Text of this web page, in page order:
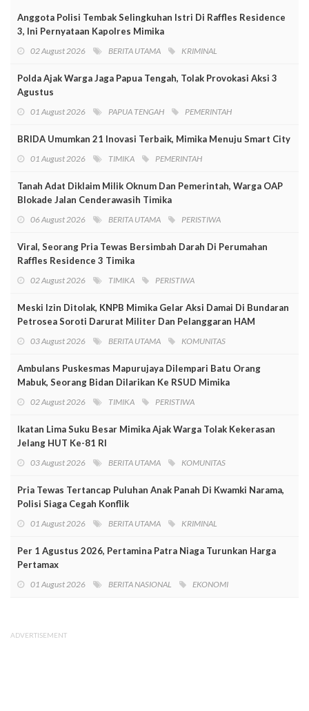
Anggota Polisi Tembak Selingkuhan Istri Di Raffles Residence
3, Ini Pernyataan Kapolres Mimika
02 August 2026 BERITA UTAMA KRIMINAL
Polda Ajak Warga Jaga Papua Tengah, Tolak Provokasi Aksi 3
Agustus
01 August 2026 PAPUA TENGAH PEMERINTAH
BRIDA Umumkan 21 Inovasi Terbaik, Mimika Menuju Smart City
01 August 2026 TIMIKA PEMERINTAH
Tanah Adat Diklaim Milik Oknum Dan Pemerintah, Warga OAP
Blokade Jalan Cenderawasih Timika
06 August 2026 BERITA UTAMA PERISTIWA
Viral, Seorang Pria Tewas Bersimbah Darah Di Perumahan
Raffles Residence 3 Timika
02 August 2026 TIMIKA PERISTIWA
Meski Izin Ditolak, KNPB Mimika Gelar Aksi Damai Di Bundaran
Petrosea Soroti Darurat Militer Dan Pelanggaran HAM
03 August 2026 BERITA UTAMA KOMUNITAS
Ambulans Puskesmas Mapurujaya Dilempari Batu Orang
Mabuk, Seorang Bidan Dilarikan Ke RSUD Mimika
02 August 2026 TIMIKA PERISTIWA
Ikatan Lima Suku Besar Mimika Ajak Warga Tolak Kekerasan
Jelang HUT Ke-81 RI
03 August 2026 BERITA UTAMA KOMUNITAS
Pria Tewas Tertancap Puluhan Anak Panah Di Kwamki Narama,
Polisi Siaga Cegah Konflik
01 August 2026 BERITA UTAMA KRIMINAL
Per 1 Agustus 2026, Pertamina Patra Niaga Turunkan Harga
Pertamax
01 August 2026 BERITA NASIONAL EKONOMI
ADVERTISEMENT